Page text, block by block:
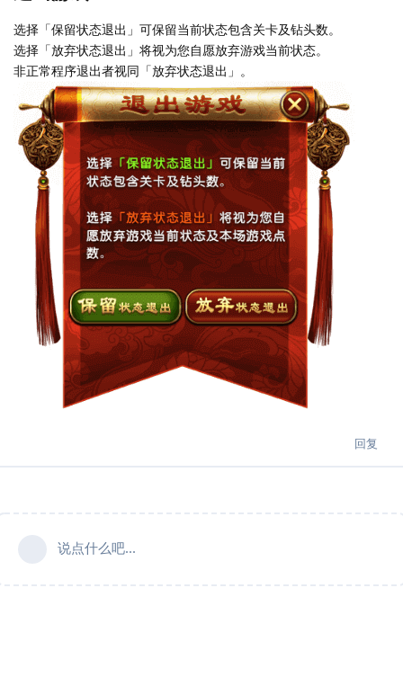
选择「保留状态退出」可保留当前状态包含关卡及钻头数。
选择「放弃状态退出」将视为您自愿放弃游戏当前状态。
非正常程序退出者视同「放弃状态退出」。
回复
说点什么吧...